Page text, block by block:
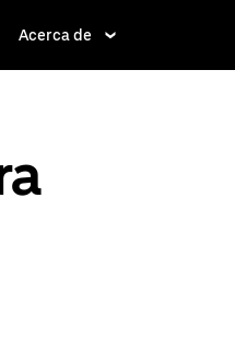
Acerca de